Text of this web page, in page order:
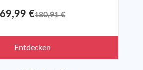
69,99 €180,91 €
Entdecken